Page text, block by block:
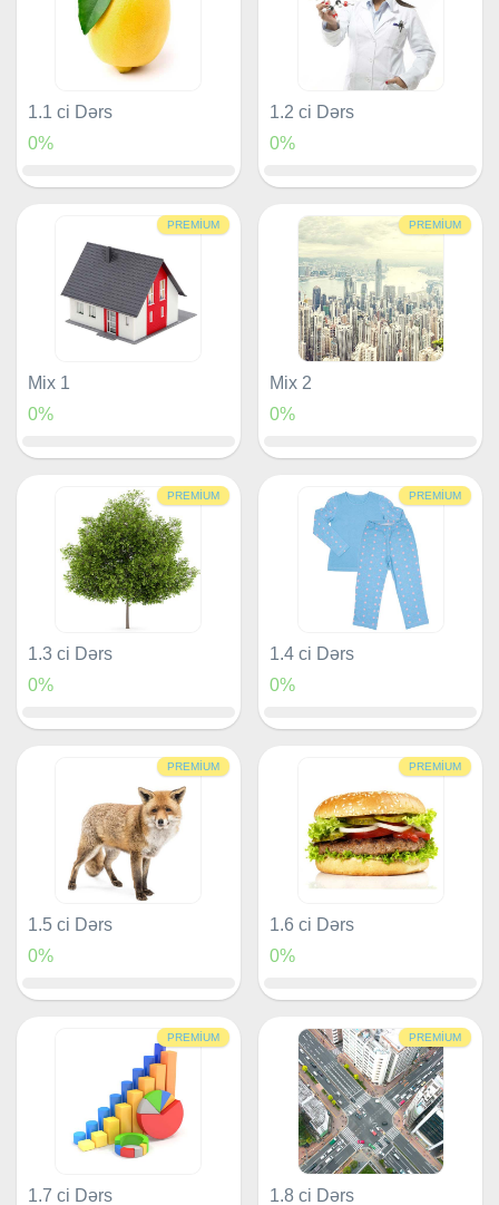
1.1 ci Dərs
0%
1.2 ci Dərs
0%
PREMIUM
Mix 1
0%
PREMIUM
Mix 2
0%
PREMIUM
1.3 ci Dərs
0%
PREMIUM
1.4 ci Dərs
0%
PREMIUM
1.5 ci Dərs
0%
PREMIUM
1.6 ci Dərs
0%
PREMIUM
1.7 ci Dərs
PREMIUM
1.8 ci Dərs